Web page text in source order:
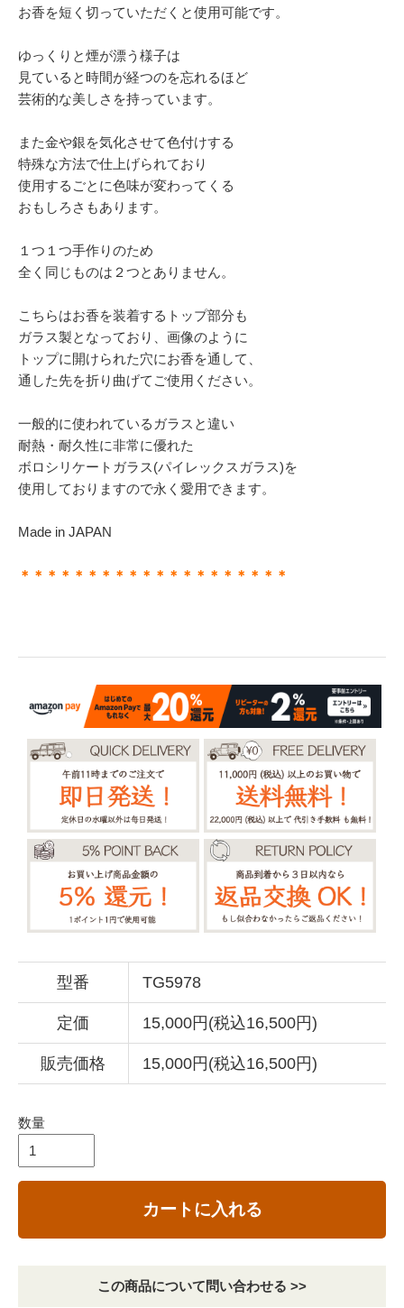
お香を短く切っていただくと使用可能です。
ゆっくりと煙が漂う様子は
見ていると時間が経つのを忘れるほど
芸術的な美しさを持っています。
また金や銀を気化させて色付けする
特殊な方法で仕上げられており
使用するごとに色味が変わってくる
おもしろさもあります。
１つ１つ手作りのため
全く同じものは２つとありません。
こちらはお香を装着するトップ部分も
ガラス製となっており、画像のように
トップに開けられた穴にお香を通して、
通した先を折り曲げてご使用ください。
一般的に使われているガラスと違い
耐熱・耐久性に非常に優れた
ボロシリケートガラス(パイレックスガラス)を
使用しておりますので永く愛用できます。
Made in JAPAN
＊＊＊＊＊＊＊＊＊＊＊＊＊＊＊＊＊＊＊＊
型番 TG5978
定価 15,000円(税込16,500円)
販売価格 15,000円(税込16,500円)
数量
カートに入れる
この商品について問い合わせる >>